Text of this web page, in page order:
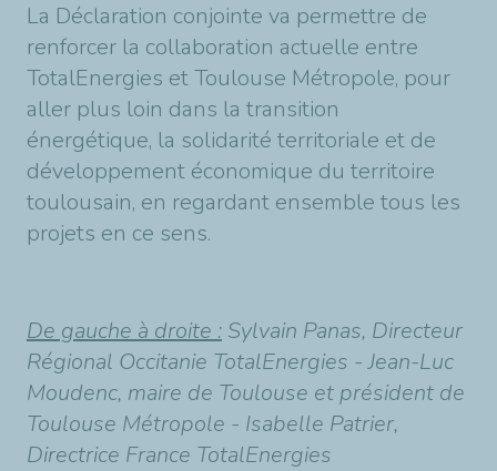
La Déclaration conjointe va permettre de
renforcer la collaboration actuelle entre
TotalEnergies et Toulouse Métropole, pour
aller plus loin dans la transition
énergétique, la solidarité territoriale et de
développement économique du territoire
toulousain, en regardant ensemble tous les
projets en ce sens.
De gauche à droite : Sylvain Panas, Directeur
Régional Occitanie TotalEnergies - Jean-Luc
Moudenc, maire de Toulouse et président de
Toulouse Métropole - Isabelle Patrier,
Directrice France TotalEnergies